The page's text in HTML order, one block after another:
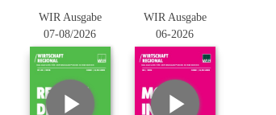
WIR Ausgabe
07-08/2026
WIR Ausgabe
06-2026